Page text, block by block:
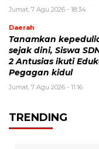
Jumat, 7 Agu 2026 - 18:34
Daerah
Tanamkan
sejak dini, Siswa
2 Antusias ikuti
Pegagan kidul
Jumat, 7 Agu 2026 - 11:16
TRENDING